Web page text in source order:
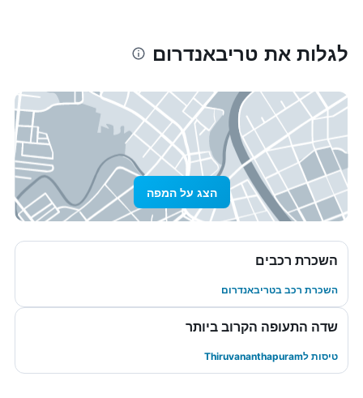
לגלות את טריבאנדרום
הצג על המפה
השכרת רכבים
השכרת רכב בטריבאנדרום
שדה התעופה הקרוב ביותר
טיסות לThiruvananthapuram